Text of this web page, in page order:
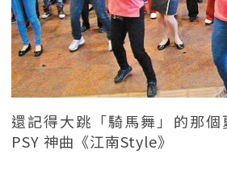
還記得大跳「騎馬舞」的那
PSY 神曲《江南Style》